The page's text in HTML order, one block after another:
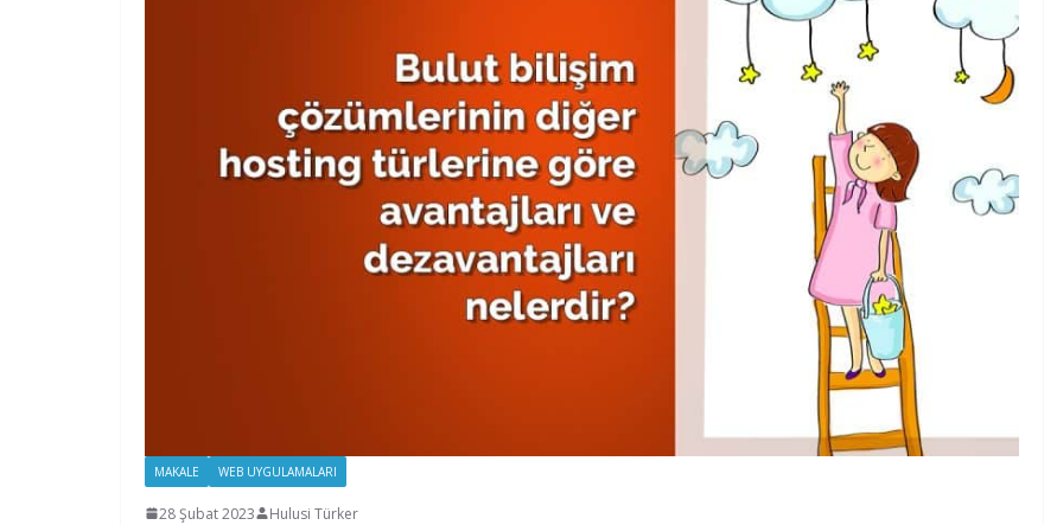
MAKALE WEB UYGULAMALARI
28 Şubat 2023 Hulusi Türker